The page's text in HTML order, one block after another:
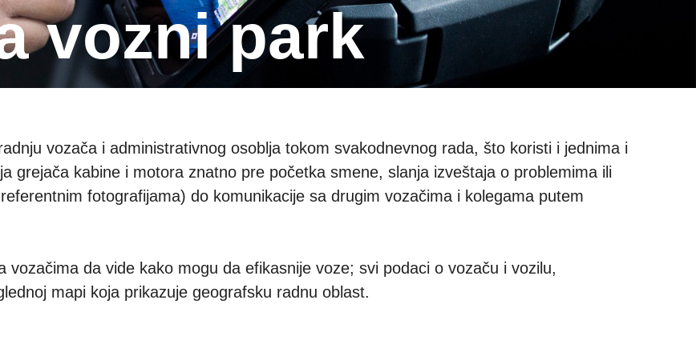
vozni park
vozača i administrativnog osoblja tokom svakodnevnog rada, što koristi i jednima i
grejača kabine i motora znatno pre početka smene, slanja izveštaja o problemima ili
fotografijama) do komunikacije sa drugim vozačima i kolegama putem
vozačima da vide kako mogu da efikasnije voze; svi podaci o vozaču i vozilu,
mapi koja prikazuje geografsku radnu oblast.